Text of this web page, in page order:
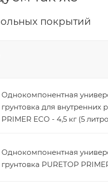
покрытий
Однокомпонентная
грунтовка для внутренних
PRIMER ECO - 4,5 кг (5
Однокомпонентная
грунтовка PURETOP